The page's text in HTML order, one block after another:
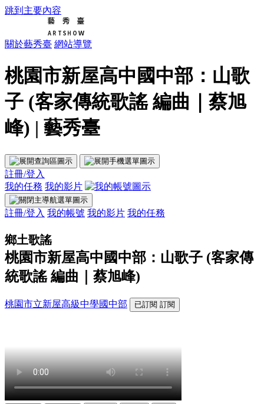
跳到主要內容
關於藝秀臺 網站導覽
桃園市新屋高中國中部：山歌
子 (客家傳統歌謠 編曲｜蔡旭
峰) | 藝秀臺
註冊/登入
我的任務 我的影片
註冊/登入 我的帳號 我的影片 我的任務
鄉土歌謠
桃園市新屋高中國中部：山歌子 (客家傳
統歌謠 編曲｜蔡旭峰)
桃園市立新屋高級中學國中部 已訂閱 訂閱